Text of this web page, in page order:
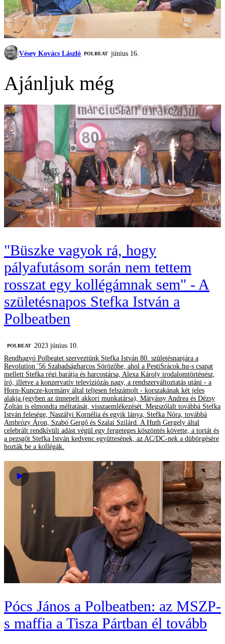
Vésey Kovács László ‎POLBEAT június 16.
Ajánljuk még
"Büszke vagyok rá, hogy
pályafutásom során nem tettem
rosszat egy kollégámnak sem" - A
születésnapos Stefka István a
Polbeatben
‎POLBEAT
2023 június 10.
Rendhagyó Polbeatet szerveztünk Stefka István 80. születésnapjára a
Revolution '56 Szabadságharcos Sörözőbe, ahol a PestiSrácok.hu-s csapat
mellett Stefka régi barátja és harcostársa, Alexa Károly irodalomtörténész,
író, illetve a konzervatív televíziózás nagy, a rendszerváltoztatás utáni - a
Horn-Kuncze-kormány által teljesen felszámolt - korszakának két jeles
alakja (egyben az ünnepelt akkori munkatársa), Mátyássy Andrea és Dézsy
Zoltán is elmondta méltatását, visszaemlékezését. Megszólalt továbbá Stefka
István felesége, Naszályi Kornélia és egyik lánya, Stefka Nóra, továbbá
Ambrózy Áron, Szabó Gergő és Szalai Szilárd. A Huth Gergely által
celebrált rendkívüli adást végül egy fergeteges köszöntés követte, a tortát és
a pezsgőt Stefka István kedvenc együttesének, az AC/DC-nek a dübörgésére
hozták be a kollégák.
Pócs János a Polbeatben: az MSZP-
s maffia a Tisza Pártban él tovább